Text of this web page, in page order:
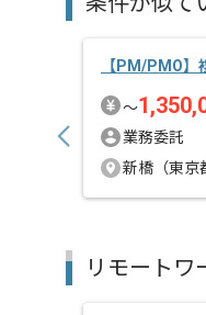
【PM/PMO
〜
業務委託
新橋（東京
リモートワ